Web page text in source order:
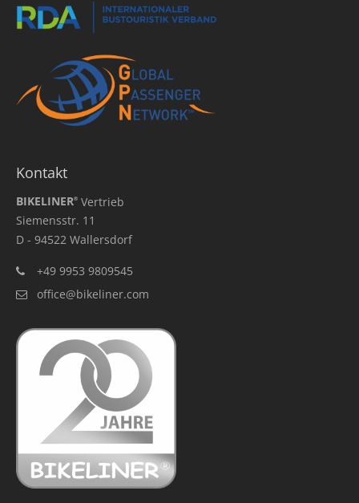
Kontakt
BIKELINER® Vertrieb
Siemensstr. 11
D - 94522 Wallersdorf
+49 9953 9809545
office@bikeliner.com